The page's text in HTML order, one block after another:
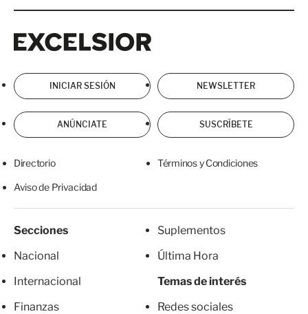
INICIAR SESIÓN NEWSLETTER
ANÚNCIATE SUSCRÍBETE
Directorio Términos y Condiciones
Aviso de Privacidad
Secciones
Nacional
Internacional
Finanzas
Suplementos
Última Hora
Temas de interés
Redes sociales